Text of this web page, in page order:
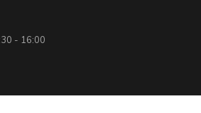
- 16:00